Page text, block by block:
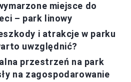
miejsce do
– park linowy
i atrakcje w parku
uwzględnić?
przestrzeń na park
na zagospodarowanie